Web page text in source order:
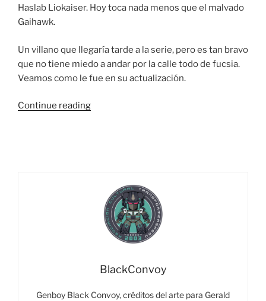
Haslab Liokaiser. Hoy toca nada menos que el malvado
Gaihawk.
Un villano que llegaría tarde a la serie, pero es tan bravo
que no tiene miedo a andar por la calle todo de fucsia.
Veamos como le fue en su actualización.
Continue reading“Foto
Part
Gaihawk”
BlackConvoy
Genboy Black Convoy, créditos del arte para Gerald